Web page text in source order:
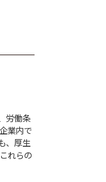
労働条
業内で
、厚生
れらの